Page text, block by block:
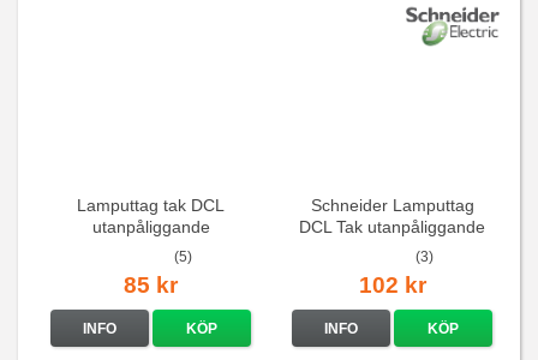
Lamputtag tak DCL
utanpåliggande
(5)
85 kr
INFO KÖP
Schneider Lamputtag
DCL Tak utanpåliggande
(3)
102 kr
INFO KÖP